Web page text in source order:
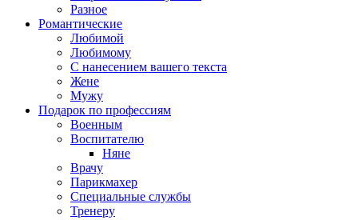
Разное
Романтические
Любимой
Любимому
С нанесением вашего текста
Жене
Мужу
Подарок по профессиям
Военным
Воспитателю
Няне
Врачу
Парикмахер
Специальные службы
Тренеру